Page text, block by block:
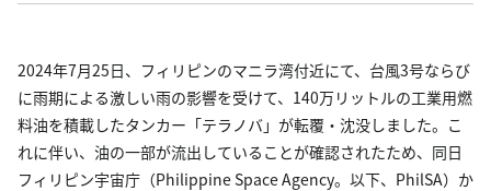
2024年7月25日、フィリピンのマニラ湾付近にて、台風3号ならび
に雨期による激しい雨の影響を受けて、140万リットルの工業用燃
料油を積載したタンカー「テラノバ」が転覆・沈没しました。こ
れに伴い、油の一部が流出していることが確認されたため、同日
フィリピン宇宙庁（Philippine Space Agency。以下、PhilSA）か